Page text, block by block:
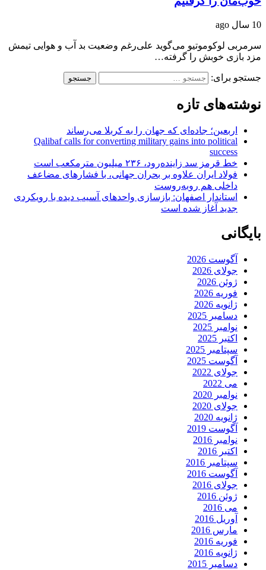
10 سال ago
سرمربی لوکوموتیو می‌گوید علی‌رغم وضعیت بد آب و هوایی تیمش
مزد بازی خوبش را گرفته…
جستجو برای:
نوشته‌های تازه
اربعین؛ جاده‌ای که جهان را به کربلا می‌رساند
Qalibaf calls for converting military gains into political
success
خط قرمز سد زاینده‌رود، ۲۳۶ میلیون مترمکعب است
فولاد ایران علاوه بر بحران جهانی، با فشارهای مضاعف
داخلی هم روبه‌روست
استاندار اصفهان: بازسازی واحدهای آسیب دیده با رویکردی
جدید آغاز شده است
بایگانی
آگوست 2026
جولای 2026
ژوئن 2026
فوریه 2026
ژانویه 2026
دسامبر 2025
نوامبر 2025
اکتبر 2025
سپتامبر 2025
آگوست 2025
جولای 2022
می 2022
نوامبر 2020
جولای 2020
ژانویه 2020
آگوست 2019
نوامبر 2016
اکتبر 2016
سپتامبر 2016
آگوست 2016
جولای 2016
ژوئن 2016
می 2016
آوریل 2016
مارس 2016
فوریه 2016
ژانویه 2016
دسامبر 2015